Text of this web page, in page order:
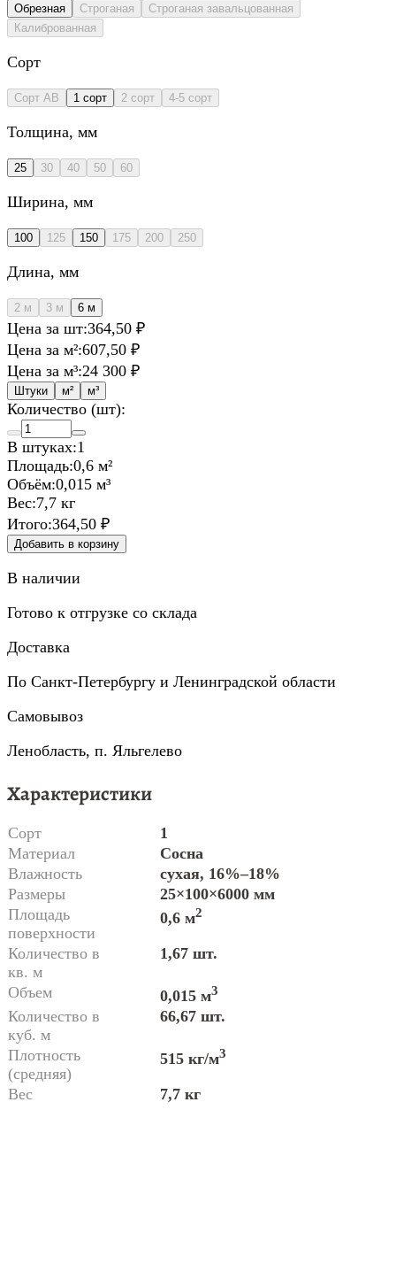
Обрезная Строганая
Строганая завальцованная
Калиброванная
Сорт
Сорт AB 1 сорт 2 сорт 4-5 сорт
Толщина, мм
25 30 40 50 60
Ширина, мм
100 125 150 175 200 250
Длина, мм
2 м 3 м 6 м
Цена за шт:364,50 ₽
Цена за м²:607,50 ₽
Цена за м³:24 300 ₽
Штуки м² м³
Количество (шт):
В штуках:1
Площадь:0,6 м²
Объём:0,015 м³
Вес:7,7 кг
Итого:364,50 ₽
Добавить в корзину
В наличии
Готово к отгрузке со склада
Доставка
По Санкт-Петербургу и Ленинградской области
Самовывоз
Ленобласть, п. Яльгелево
Характеристики
Сорт
1
Материал
Сосна
Влажность
сухая, 16%–18%
Размеры
25×100×6000 мм
Площадь
поверхности
0,6 м2
Количество в
кв. м
1,67 шт.
Объем 0,015 м3
Количество в
куб. м
66,67 шт.
Плотность
(средняя)
515 кг/м3
Вес 7,7 кг